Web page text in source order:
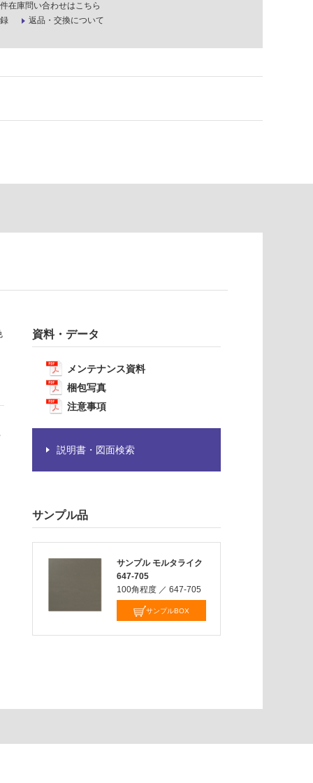
在庫問い合わせはこちら
返品・交換について
資料・データ
メンテナンス資料
梱包写真
注意事項
説明書・図面検索
サンプル品
サンプル モルタライク
647-705
100角程度 ／ 647-705
サンプルBOX